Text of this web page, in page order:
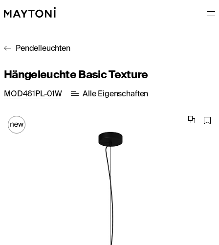
Pendelleuchten
Hängeleuchte Basic Texture
MOD461PL-01W Alle Eigenschaften